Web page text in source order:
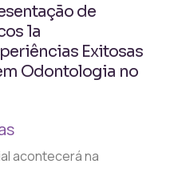
de
1a
Exitosas
Odontologia no
acontecerá na